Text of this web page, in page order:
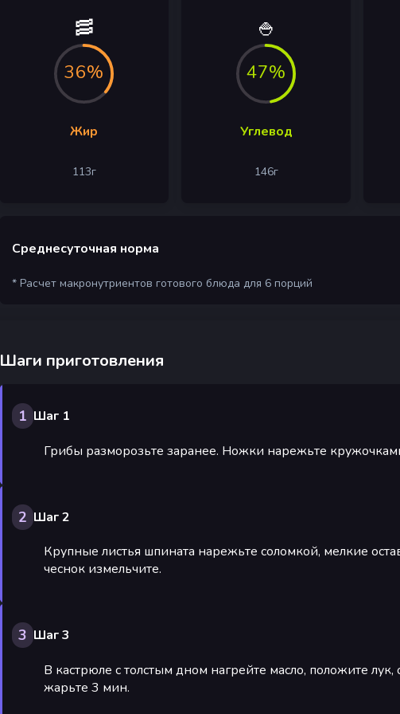
🥓
36%
Жир
113г
🍚
47%
Углевод
146г
Среднесуточная норма
* Расчет макронутриентов готового блюда для 6 порций
Шаги приготовления
1 Шаг 1
Грибы разморозьте заранее. Ножки нарежьте
2 Шаг 2
Крупные листья шпината нарежьте соломкой, мелкие
чеснок измельчите.
3 Шаг 3
В кастрюле с толстым дном нагрейте масло, положите
жарьте 3 мин.